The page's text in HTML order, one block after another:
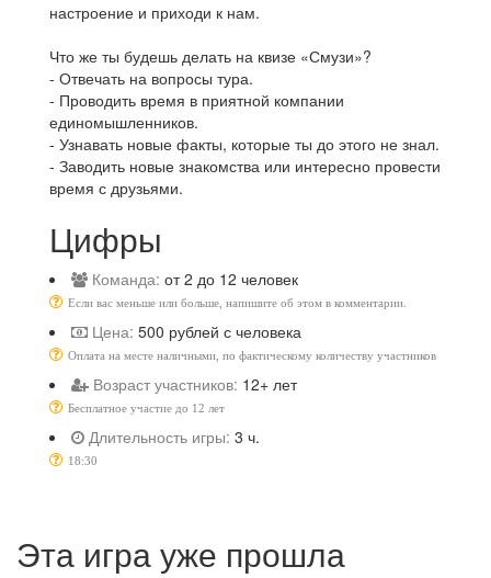
настроение и приходи к нам.
Что же ты будешь делать на квизе «Смузи»?
- Отвечать на вопросы тура.
- Проводить время в приятной компании
единомышленников.
- Узнавать новые факты, которые ты до этого не знал.
- Заводить новые знакомства или интересно провести
время с друзьями.
Цифры
Команда: от 2 до 12 человек
Если вас меньше или больше, напишите об этом в комментарии.
Цена: 500 рублей с человека
Оплата на месте наличными, по фактическому количеству участников
Возраст участников: 12+ лет
Бесплатное участие до 12 лет
Длительность игры: 3 ч.
18:30
Эта игра уже прошла